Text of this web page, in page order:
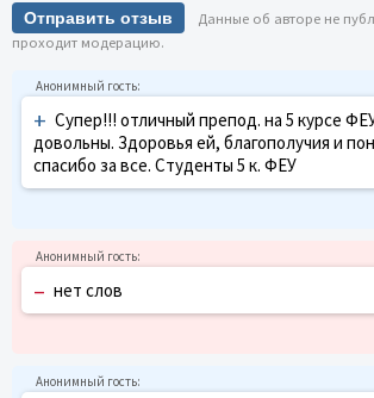
Отправить отзыв
Данные об авторе не
проходит модерацию.
+ Супер!!! отличный препод. на 5 курсе
довольны. Здоровья ей, благополучия и
спасибо за все. Студенты 5 к. ФЕУ
– нет слов